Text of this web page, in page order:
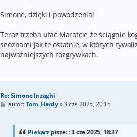
Simone, dzięki i powodzenia!
Teraz trzeba ufać Marotcie że ściągnie
seoznami jak te ostatnie, w których
najważniejszych rozgrywkach.
Re: Simone Inzaghi
Pautor:Tom_Hardy»3 cze 2025, 20:15
Piekarz pisze:↑3 cze 2025, 18:37